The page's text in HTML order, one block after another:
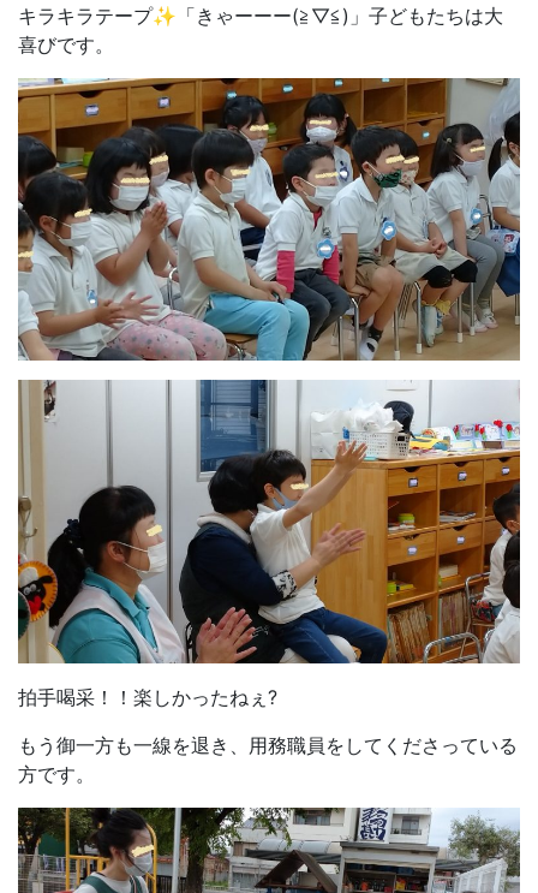
キラキラテープ✨「きゃーーー(≧▽≦)」子どもたちは大
喜びです。
拍手喝采！！楽しかったねぇ?
もう御一方も一線を退き、用務職員をしてくださっている
方です。